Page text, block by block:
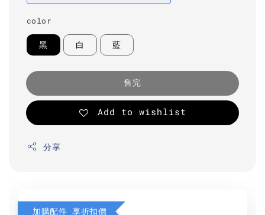
color
黑 白 藍
售完
Add to wishlist
分享
加購配件 享折扣價